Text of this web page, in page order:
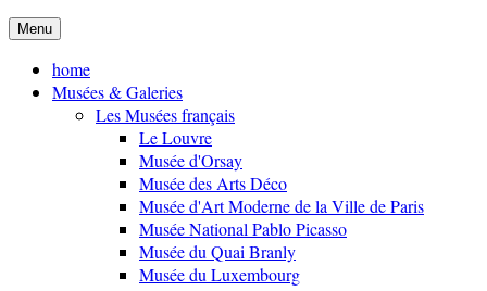
Menu
home
Musées & Galeries
Les Musées français
Le Louvre
Musée d'Orsay
Musée des Arts Déco
Musée d'Art Moderne de la Ville de Paris
Musée National Pablo Picasso
Musée du Quai Branly
Musée du Luxembourg